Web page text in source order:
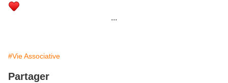
...
#Vie Associative
Partager